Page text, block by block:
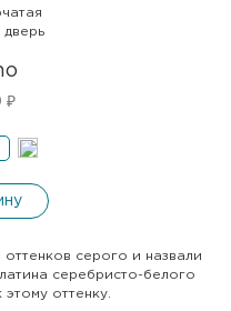
₽
серого и назвали
серебристо-белого
оттенку.